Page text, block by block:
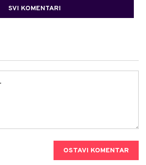
SVI KOMENTARI
OSTAVI KOMENTAR